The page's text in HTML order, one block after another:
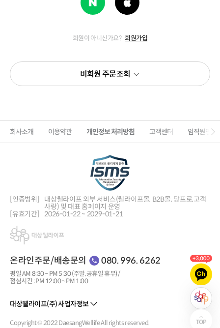
회원이 아니신가요? 회원가입
비회원 주문조회
회사소개 이용약관 개인정보 처리방침 고객센터 임직원인증
온라인주문/배송문의 080. 996. 6262
평일 AM 8:30 ~ PM 5:30 (주말, 공휴일 휴무) /
점심시간 : PM 12:00 ~ PM 1:00
[인증범위] 대상웰라이프 외부 서비스(웰라이프몰, B2B몰, 당프로,고객
사랑) 및 대표 홈페이지 운영
[유효기간]
2026-01-22 ~ 2029-01-21
대상웰라이프(주) 사업자정보
Copyright © 2022 DaesangWellife All rights reserved.